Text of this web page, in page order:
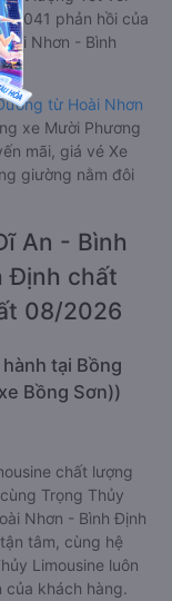
2041 phản hồi của
Nhơn - Bình
từ Hoài Nhơn
xe Mười Phương
mãi, giá vé Xe
giường nằm đôi
An - Bình
Định chất
08/2026
tại Bồng
Bồng Sơn))
chất lượng
Trọng Thủy
Nhơn - Bình Định
tâm, cùng hệ
Limousine luôn
khách hàng.